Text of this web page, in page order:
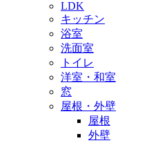
LDK
キッチン
浴室
洗面室
トイレ
洋室・和室
窓
屋根・外壁
屋根
外壁